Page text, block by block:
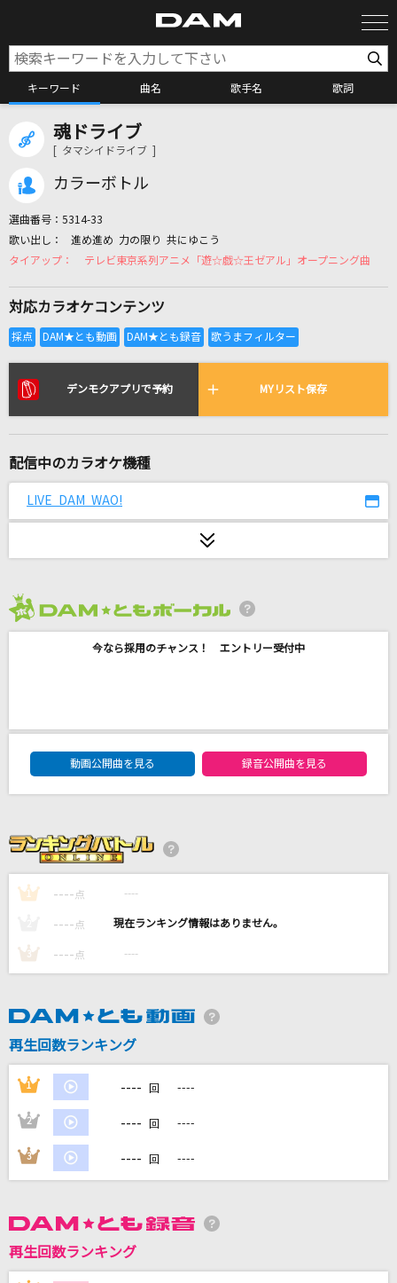
キーワード 曲名 歌手名 歌詞
カラオケリクエスト
リアルタイムで歌われている曲の一覧
千本桜
SAVE YOUR HEART
Snow Man
キセキ
GReeeeN
キュートなカノジョ feat.可不(KAFU)
syudou
[生音]魔弾～Der Freischutz～
愛をこめて花束を
DAMの新曲・ランキングなど
DAMに会員登録・ログインして
カラオケをもっと楽しもう！
魂ドライブ
[ タマシイドライブ ]
カラーボトル
選曲番号： 5314-33
進め進め 力の限り 共にゆこう
テレビ東京系列アニメ「遊☆戯☆王ゼアル」オープニング曲
対応カラオケコンテンツ
デンモクアプリで予約 MYリスト保存
配信中のカラオケ機種
LIVE DAM WAO!
今なら採用のチャンス！ エントリー受付中
DAM★ともボーカルエントリーランキング
動画公開曲を見る
録音公開曲を見る
1 ---- 点 ----
---- 点 ----
3 ---- 点 ----
再生回数ランキング
1 ---- 回 ----
2 ---- 回 ----
3 ---- 回 ----
再生回数ランキング